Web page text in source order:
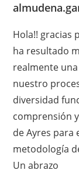
Hola!! gracias
ha resultado
realmente
nuestro
diversidad
comprensión
de Ayres para
metodología
Un abrazo